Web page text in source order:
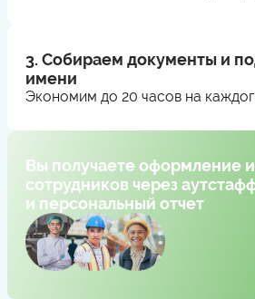
3. Собираем документы и
имени
Экономим до 20 часов на
Вы получаете оформление
сотрудников через
и персональный отчет